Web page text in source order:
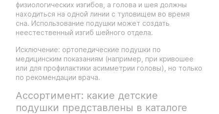
физиологических изгибов, а голова и шея должны
находиться на одной линии с туловищем во время
сна. Использование подушки может создать
неестественный изгиб шейного отдела.
Исключение: ортопедические подушки по
медицинским показаниям (например, при кривошее
или для профилактики асимметрии головы), но только
по рекомендации врача.
Ассортимент: какие детские
подушки представлены в каталоге